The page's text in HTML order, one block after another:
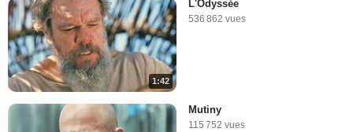
1:42
L'Odyssée
536 862 vues
Mutiny
115 752 vues